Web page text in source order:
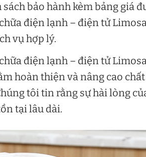
bảo hành kèm bảng giá
điện lạnh – điện tử
vụ hợp lý.
điện lạnh – điện tử
hoàn thiện và nâng cao
tôi tin rằng sự hài lòng
tại lâu dài.